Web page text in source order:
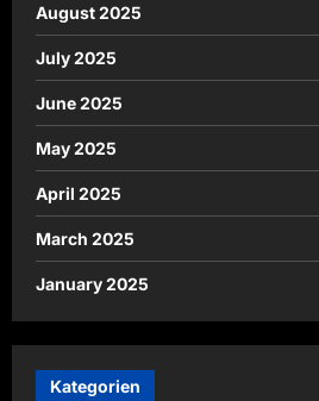
August 2025
July 2025
June 2025
May 2025
April 2025
March 2025
January 2025
Kategorien